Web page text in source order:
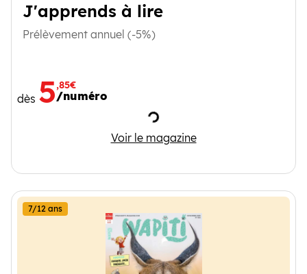
J'apprends à lire
Prélèvement annuel (-5%)
dès 5,85€
/numéro
Chargement
Voir le magazine
J'apprends à lire
7/12 ans